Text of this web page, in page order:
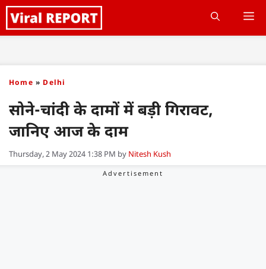
Skip
to
Home » Delhi
सोने-चांदी के दामों में बड़ी गिरावट,
जानिए आज के दाम
Thursday, 2 May 2024 1:38 PM by Nitesh Kush